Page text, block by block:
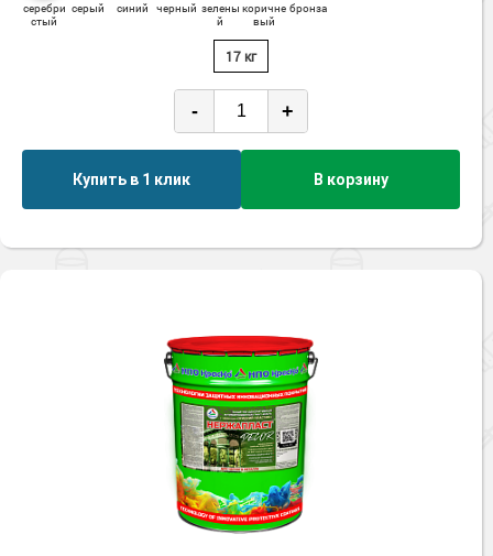
серебри
стый
серый синий черный зелены
й
коричне
вый
бронза
17 кг
- +
Купить в 1 клик В корзину